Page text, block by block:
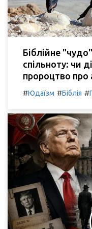
Біблійне
спільноту: чи
пророцтво про
#Юдаїзм #Біблія #